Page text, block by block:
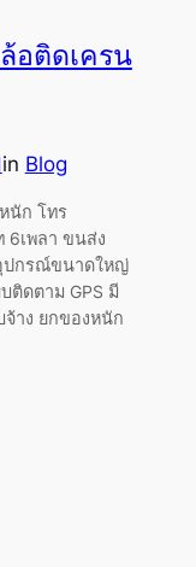
อติดเครน
in Blog
นัก โทร
6เพลา ขนส่ง
ปกรณ์ขนาดใหญ่
ติดตาม GPS มี
าง ยกของหนัก